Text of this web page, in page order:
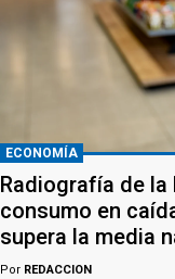
ECONOMÍA
Radiografía de la
consumo en
supera la media
Por REDACCION